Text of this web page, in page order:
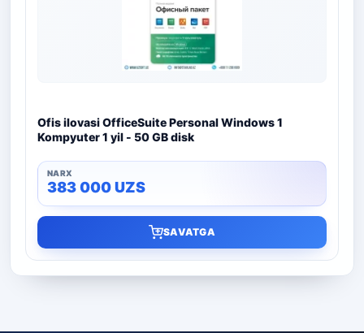
Ofis ilovasi OfficeSuite Personal Windows 1
Kompyuter 1 yil - 50 GB disk
383 000UZS
SAVATGA